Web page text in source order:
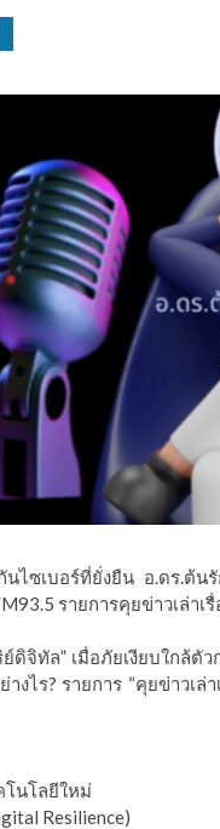
ไซเบอร์ที่ยั่งยืน อ.ดร.ต้
รายการคุยข่าวเล่าเรื่
จิทัล” เมื่อภัยเงียบใกล้ตั
ร? รายการ “คุยข่าวเล่า
โนโลยีใหม่
Resilience)